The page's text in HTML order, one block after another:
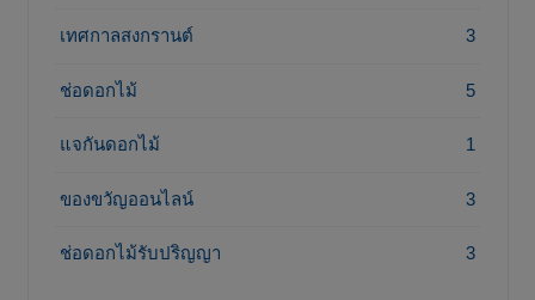
เทศกาลสงกรานต์ 3
ช่อดอกไม้ 5
แจกันดอกไม้ 1
ของขวัญออนไลน์ 3
ช่อดอกไม้รับปริญญา 3